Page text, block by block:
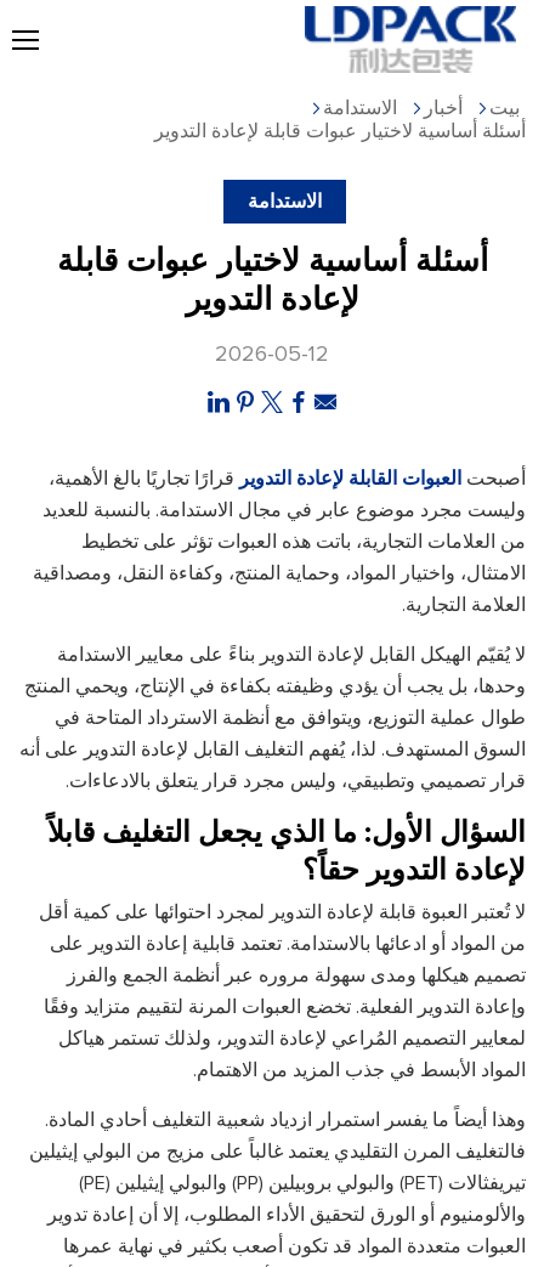
بيت أخبار
الاستدامة
أسئلة أساسية لاختيار عبوات قابلة لإعادة التدوير
الاستدامة
أسئلة أساسية لاختيار عبوات قابلة
لإعادة التدوير
2026-05-12
أصبحت العبوات القابلة لإعادة التدوير
قرارًا تجاريًا بالغ الأهمية،
وليست مجرد موضوع عابر في مجال الاستدامة. بالنسبة للعديد
من العلامات التجارية، باتت هذه العبوات تؤثر على تخطيط
الامتثال، واختيار المواد، وحماية المنتج، وكفاءة النقل، ومصداقية
العلامة التجارية.
لا يُقيّم الهيكل القابل لإعادة التدوير بناءً على معايير الاستدامة
وحدها، بل يجب أن يؤدي وظيفته بكفاءة في الإنتاج، ويحمي المنتج
طوال عملية التوزيع، ويتوافق مع أنظمة الاسترداد المتاحة في
السوق المستهدف. لذا، يُفهم التغليف القابل لإعادة التدوير على أنه
قرار تصميمي وتطبيقي، وليس مجرد قرار يتعلق بالادعاءات.
السؤال الأول: ما الذي يجعل التغليف قابلاً
لإعادة التدوير حقاً؟
لا تُعتبر العبوة قابلة لإعادة التدوير لمجرد احتوائها على كمية أقل
من المواد أو ادعائها بالاستدامة. تعتمد قابلية إعادة التدوير على
تصميم هيكلها ومدى سهولة مروره عبر أنظمة الجمع والفرز
وإعادة التدوير الفعلية. تخضع العبوات المرنة لتقييم متزايد وفقًا
لمعايير التصميم المُراعي لإعادة التدوير، ولذلك تستمر هياكل
المواد الأبسط في جذب المزيد من الاهتمام.
وهذا أيضاً ما يفسر استمرار ازدياد شعبية التغليف أحادي المادة.
فالتغليف المرن التقليدي يعتمد غالباً على مزيج من البولي إيثيلين
تيريفثالات (PET) والبولي بروبيلين (PP) والبولي إيثيلين (PE)
والألومنيوم أو الورق لتحقيق الأداء المطلوب، إلا أن إعادة تدوير
العبوات متعددة المواد قد تكون أصعب بكثير في نهاية عمرها